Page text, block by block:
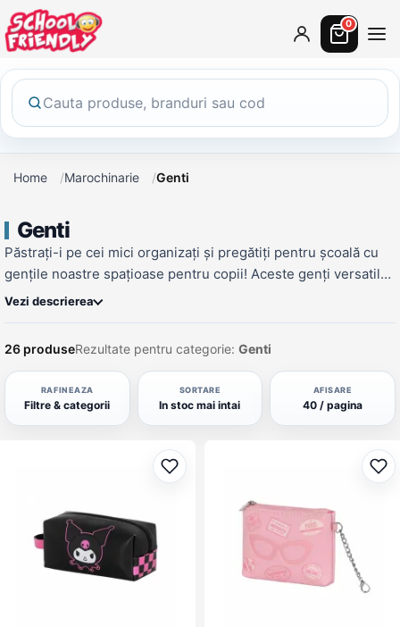
0
Home Marochinarie Genti
Genti
Păstrați-i pe cei mici organizați și pregătiți pentru școală cu
gențile noastre spațioase pentru copii! Aceste genți versatile
și durabile sunt concepute pentru a oferi spațiu suficient
funcționalitatea lor, gențile noastre pentru copii sunt, de
asemenea, elegante și distractive. Ele sunt disponibile
&icirc;ntr-o varietate de culori, modele și modele, ceea ce
face ușor de găsit geanta perfectă pentru a se potrivi cu
personalitatea copilului dvs.
Vezi descrierea
26 produseRezultate pentru categorie: Genti
RAFINEAZA
Filtre & categorii
SORTARE
In stoc mai intai
AFISARE
40 / pagina
Adaugă la favorite